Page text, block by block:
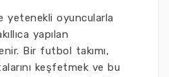
yetenekli oyuncularla
yapılan
Bir futbol takımı,
keşfetmek ve bu